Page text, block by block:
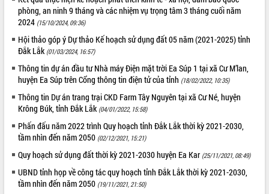
tháng 7/2026
Lễ truy tặng danh hiệu “Bà Mẹ Việt
Nam Anh hùng” và trao Huân chương
Lao động
UBND tỉnh Đắk Lắk triển khai nhiệm
vụ 6 tháng cuối năm 2026
tỉnh khóa XI quyết nghị nhiều nội dung
quan trọng
Bí thư Tỉnh ủy Lương Nguyễn Minh
Triết thăm, tặng quà người có công với
cách mạng
Rà soát, hoàn thiện hệ thống thiết chế
văn hóa, thể thao đáp ứng yêu cầu
ALBUM ẢNH
LIÊN KẾT WEB
phòng, an ninh 9 tháng và các nhiệm vụ trọng tâm 3 tháng cuối năm
2024 (15/10/2024, 09:36)
Hội thảo góp ý Dự thảo Kế hoạch sử dụng đất 05 năm (2021-2025) tỉnh
Đắk Lắk (01/03/2024, 16:57)
Thông tin dự án đầu tư Nhà máy Điện mặt trời Ea Súp 1 tại xã Cư M’lan,
huyện Ea Súp trên Cổng thông tin điện tử của tỉnh (18/02/2022, 10:35)
Thông tin Dự án trang trại CKD Farm Tây Nguyên tại xã Cư Né, huyện
Krông Búk, tỉnh Đắk Lắk (04/01/2022, 15:58)
Phấn đấu năm 2022 trình Quy hoạch tỉnh Đắk Lắk thời kỳ 2021-2030,
tầm nhìn đến năm 2050 (02/12/2021, 15:21)
Quy hoạch sử dụng đất thời kỳ 2021-2030 huyện Ea Kar (25/11/2021, 08:49)
UBND tỉnh họp về công tác quy hoạch tỉnh Đắk Lắk thời kỳ 2021-2030,
tầm nhìn đến năm 2050 (19/11/2021, 21:50)